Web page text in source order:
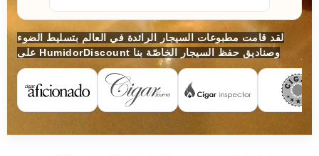
لقد قامت مطبوعات السيجار الرائدة في العالم بتسليط الضوء
على HumidorDiscount وصناديق حفظ السيجار الخاصّة بنا